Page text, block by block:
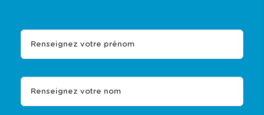
Renseignez votre prénom
Renseignez votre nom